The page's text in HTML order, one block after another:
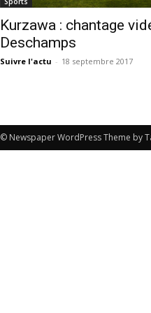
Kurzawa : chantage
Deschamps
Suivre l'actu - 18 septembre 2017
© Newspaper WordPress Theme by